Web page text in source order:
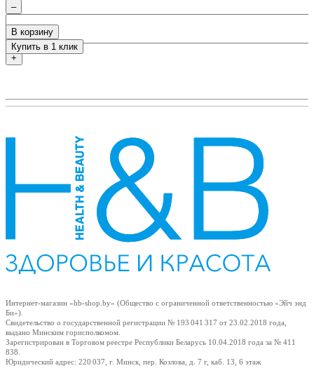
–
+
В корзину
Купить в 1 клик
Интернет-магазин «hb-shop.by» (Общество с ограниченной ответственностью «Эйч энд
Би»).
Свидетельство о государственной регистрации № 193 041 317 от 23.02.2018 года,
выдано Минским горисполкомом.
Зарегистрирован в Торговом реестре Республики Беларусь 10.04.2018 года за № 411
838.
Юридический адрес: 220 037, г. Минск, пер. Козлова, д. 7 г, каб. 13, 6 этаж